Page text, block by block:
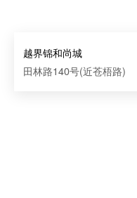
越界锦和尚城
田林路140号(近苍梧路)